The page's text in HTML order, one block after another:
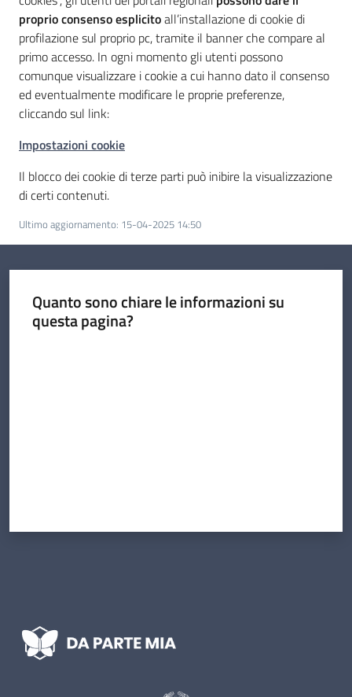
proprio consenso esplicitoall’installazione di cookie di
profilazione sul proprio pc, tramite il banner che compare al
primo accesso. In ogni momento gli utenti possono
comunque visualizzare i cookie a cui hanno dato il consenso
ed eventualmente modificare le proprie preferenze,
cliccando sul link:
Impostazioni cookie
Il blocco dei cookie di terze parti può inibire la visualizzazione
di certi contenuti.
Ultimo aggiornamento: 15-04-2025 14:50
Quanto sono chiare le informazioni su
questa pagina?